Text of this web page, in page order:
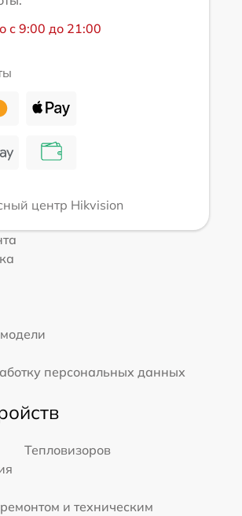
с 9:00 до 21:00
центр Hikvision
персональных данных
Тепловизоров
и техническим